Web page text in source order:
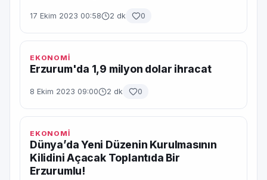
17 Ekim 2023 00:58 2 dk 0
EKONOMİ
Erzurum'da 1,9 milyon dolar ihracat
8 Ekim 2023 09:00 2 dk 0
EKONOMİ
Dünya’da Yeni Düzenin Kurulmasının
Kilidini Açacak Toplantıda Bir
Erzurumlu!